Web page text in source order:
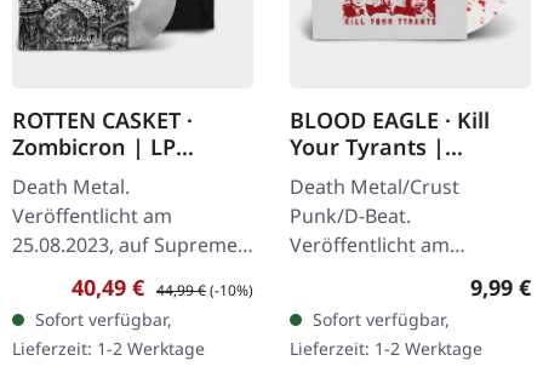
ROTTEN CASKET ·
Zombicron | LP
BUNDLE
Death Metal.
Veröffentlicht am
25.08.2023, auf Supreme
Chaos Records.
EXKLUSIVES PREORDER
BUDNLE! Die ersten 50
nummerierten Exemplare
Verkaufspreis:
40,49 € Regulärer Preis:
44,99 €(-10%)
Sofort verfügbar,
Lieferzeit: 1-2 Werktage
BLOOD EAGLE · Kill
Your Tyrants |
SPLATTER 7" EP
Death Metal/Crust
Punk/D-Beat.
Veröffentlicht am
27.06.2014, auf Supreme
Chaos Records. Weiße,
schwere 7" Vinyl-EP mit
roten Splattern im
9,99 €
Sofort verfügbar,
Lieferzeit: 1-2 Werktage